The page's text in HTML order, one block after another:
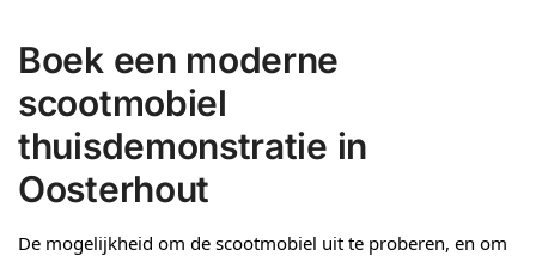
Boek een moderne
scootmobiel
thuisdemonstratie in
Oosterhout
De mogelijkheid om de scootmobiel uit te proberen, en om